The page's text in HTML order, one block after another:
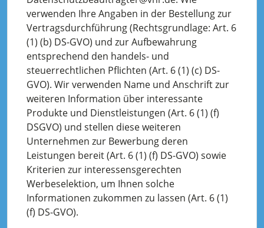
verwenden Ihre Angaben in der Bestellung zur
Vertragsdurchführung (Rechtsgrundlage: Art. 6
(1) (b) DS-GVO) und zur Aufbewahrung
entsprechend den handels- und
steuerrechtlichen Pflichten (Art. 6 (1) (c) DS-
GVO). Wir verwenden Name und Anschrift zur
weiteren Information über interessante
Produkte und Dienstleistungen (Art. 6 (1) (f)
DSGVO) und stellen diese weiteren
Unternehmen zur Bewerbung deren
Leistungen bereit (Art. 6 (1) (f) DS-GVO) sowie
Kriterien zur interessensgerechten
Werbeselektion, um Ihnen solche
Informationen zukommen zu lassen (Art. 6 (1)
(f) DS-GVO).